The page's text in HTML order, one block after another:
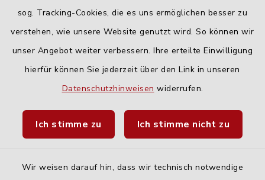
sog. Tracking-Cookies, die es uns ermöglichen besser zu
verstehen, wie unsere Website genutzt wird. So können wir
unser Angebot weiter verbessern. Ihre erteilte Einwilligung
hierfür können Sie jederzeit über den Link in unseren
Datenschutzhinweisen widerrufen.
Ich stimme zu Ich stimme nicht zu
Wir weisen darauf hin, dass wir technisch notwendige
Freitag:
geschlossen
Quicklinks
Fahrplanauskunft DING